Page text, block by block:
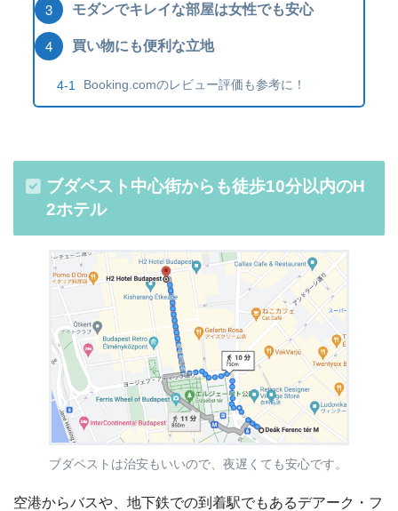
モダンでキレイな部屋は女性でも安心
買い物にも便利な立地
Booking.comのレビュー評価も参考に！
ブダペスト中心街からも徒歩10分以内のH
2ホテル
ブダペストは治安もいいので、夜遅くても安心です。
空港からバスや、地下鉄での到着駅でもあるデアーク・フ